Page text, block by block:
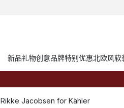
新品礼物创意品牌特别优惠北欧风软
Rikke Jacobsen for Kähler